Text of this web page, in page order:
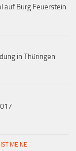
auf Burg Feuerstein
in Thüringen
IST MEINE